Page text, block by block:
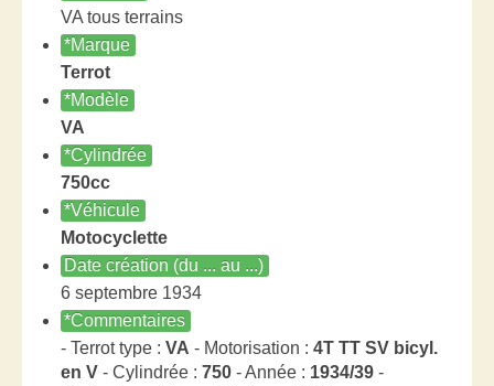
VA tous terrains
*Marque
Terrot
*Modèle
VA
*Cylindrée
750cc
*Véhicule
Motocyclette
Date création (du ... au ...)
6 septembre 1934
*Commentaires
- Terrot type : VA - Motorisation : 4T TT SV bicyl.
en V - Cylindrée : 750 - Année : 1934/39 -